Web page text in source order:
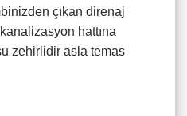
çıkan direnaj
hattına
zehirlidir asla temas